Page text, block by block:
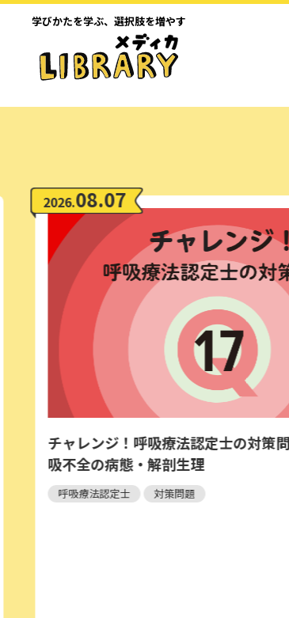
学びかたを学ぶ、 選択肢を増やす
題｜Q.17｜呼
2026.08.06
【AI体力測定】複
測定できるフレイ
企業発！メディカルスタ